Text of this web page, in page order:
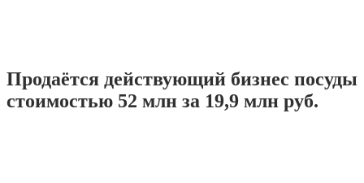
Продаётся действующий бизнес посуды
стоимостью 52 млн за 19,9 млн руб.